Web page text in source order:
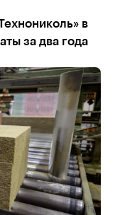
в
за два года